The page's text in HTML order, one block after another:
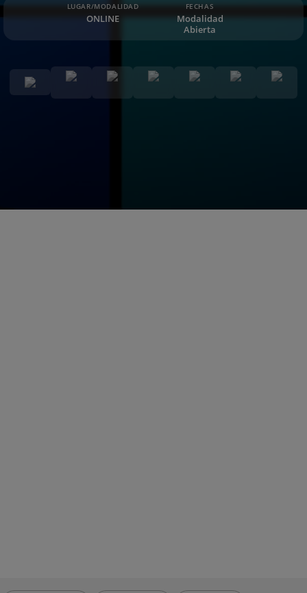
LUGAR/MODALIDAD
ONLINE
FECHAS
Modalidad
Abierta